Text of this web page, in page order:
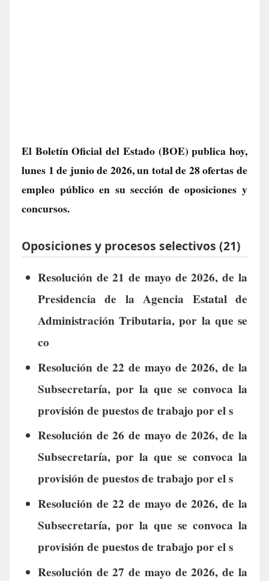
El Boletín Oficial del Estado (BOE) publica hoy,
lunes 1 de junio de 2026, un total de28 ofertas de
empleo públicoen su sección de oposiciones y
concursos.
Oposiciones y procesos selectivos (21)
Resolución de 21 de mayo de 2026, de la
Presidencia de la Agencia Estatal de
Administración Tributaria, por la que se
co
Resolución de 22 de mayo de 2026, de la
Subsecretaría, por la que se convoca la
provisión de puestos de trabajo por el s
Resolución de 26 de mayo de 2026, de la
Subsecretaría, por la que se convoca la
provisión de puestos de trabajo por el s
Resolución de 22 de mayo de 2026, de la
Subsecretaría, por la que se convoca la
provisión de puestos de trabajo por el s
Resolución de 27 de mayo de 2026, de la